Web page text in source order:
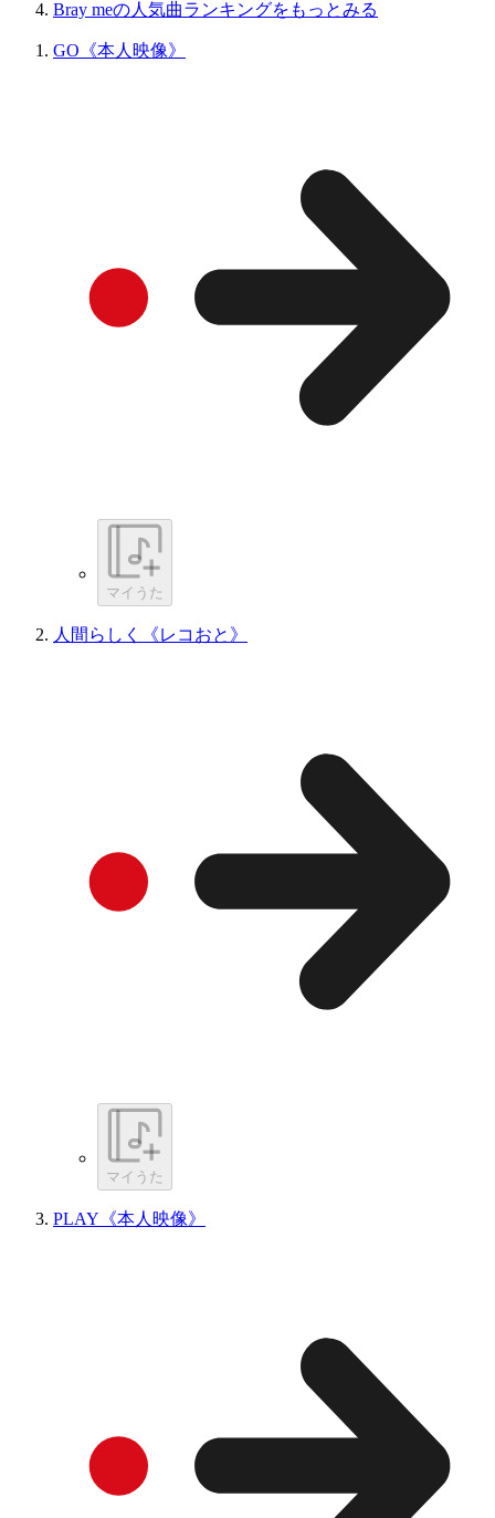
Bray meの人気曲ランキングをもっとみる
GO《本人映像》
マイうた
人間らしく《レコおと》
マイうた
PLAY《本人映像》